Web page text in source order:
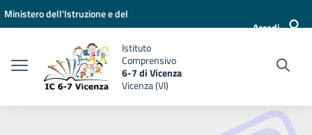
Vai ai contenuti
Vai al menu di navigazione
Vai al footer
Ministero dell'Istruzione e del
Accedi
Istituto
Comprensivo
6-7 di Vicenza
Vicenza (VI)